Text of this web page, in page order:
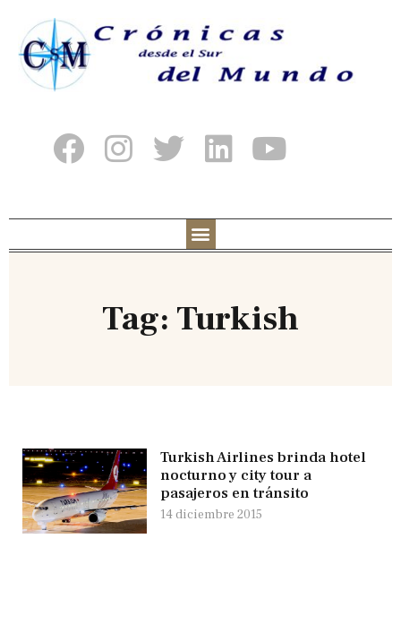
Tag: Turkish
Turkish Airlines brinda hotel
nocturno y city tour a
pasajeros en tránsito
14 diciembre 2015